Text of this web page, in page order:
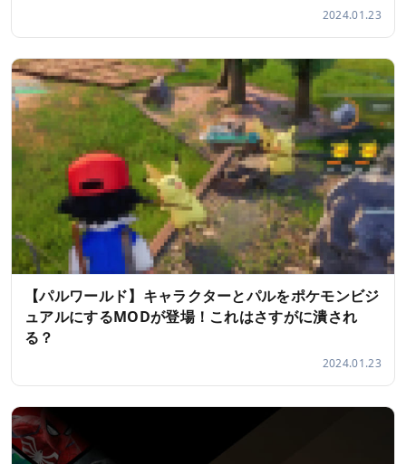
2024.01.23
【パルワールド】キャラクターとパルをポケモンビジ
ュアルにするMODが登場！これはさすがに潰され
る？
2024.01.23